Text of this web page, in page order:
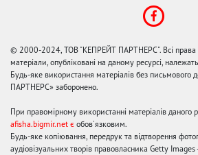
© 2000-2024, ТОВ "КЕПРЕЙТ ПАРТНЕРС". Всі права
матеріали, опубліковані на даному ресурсі,
Будь-яке використання матеріалів без
ПАРТНЕРС» заборонено.
При правомірному використанні матеріалів даного
afisha.bigmir.net є обов'язковим.
Будь-яке копіювання, передрук та відтворення
аудіовізуальних творів правовласника Getty Images